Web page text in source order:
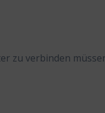
zu verbinden